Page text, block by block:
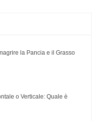
la Pancia e il Grasso
o Verticale: Quale è